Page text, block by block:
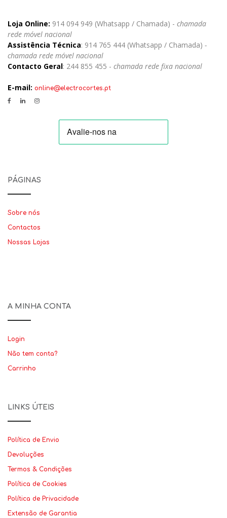
Loja Online: 914 094 949 (Whatsapp / Chamada) - chamada
rede móvel nacional
Assistência Técnica: 914 765 444 (Whatsapp / Chamada) -
chamada rede móvel nacional
Contacto Geral: 244 855 455 - chamada rede fixa nacional
E-mail: online@electrocortes.pt
PÁGINAS
Sobre nós
Contactos
Nossas Lojas
A MINHA CONTA
Login
Não tem conta?
Carrinho
LINKS ÚTEIS
Política de Envio
Devoluções
Termos & Condições
Política de Cookies
Política de Privacidade
Extensão de Garantia